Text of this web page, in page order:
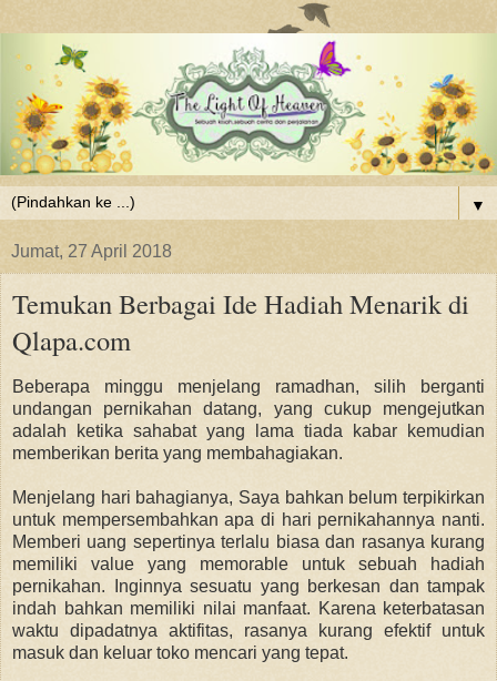
▼
Jumat, 27 April 2018
Temukan Berbagai Ide Hadiah Menarik di
Qlapa.com
Beberapa minggu menjelang ramadhan, silih berganti
undangan pernikahan datang, yang cukup mengejutkan
adalah ketika sahabat yang lama tiada kabar kemudian
memberikan berita yang membahagiakan.
Menjelang hari bahagianya, Saya bahkan belum terpikirkan
untuk mempersembahkan apa di hari pernikahannya nanti.
Memberi uang sepertinya terlalu biasa dan rasanya kurang
memiliki value yang memorable untuk sebuah hadiah
pernikahan. Inginnya sesuatu yang berkesan dan tampak
indah bahkan memiliki nilai manfaat. Karena keterbatasan
waktu dipadatnya aktifitas, rasanya kurang efektif untuk
masuk dan keluar toko mencari yang tepat.